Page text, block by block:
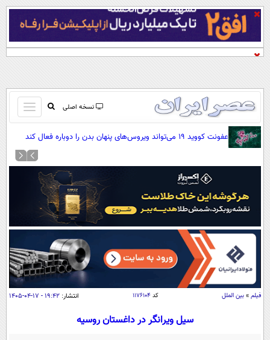
نسخه اصلی
باز
و
بسته
کردن
صفحه اول
آرشیو
نظرسنجی
آب و هوا
اوقات شرعی
سواد زندگی
اقتصاد
اقتصادی
جامعه
عفونت کووید ۱۹ می‌تواند ویروس‌های پنهان بدن را دوباره فعال کند
فیلم » بین الملل کد ۱۱۷۶۱۰۴ انتشار: ۱۹:۴۲ - ۱۷-۰۴-۱۴۰۵
سیل ویرانگر در داغستان روسیه